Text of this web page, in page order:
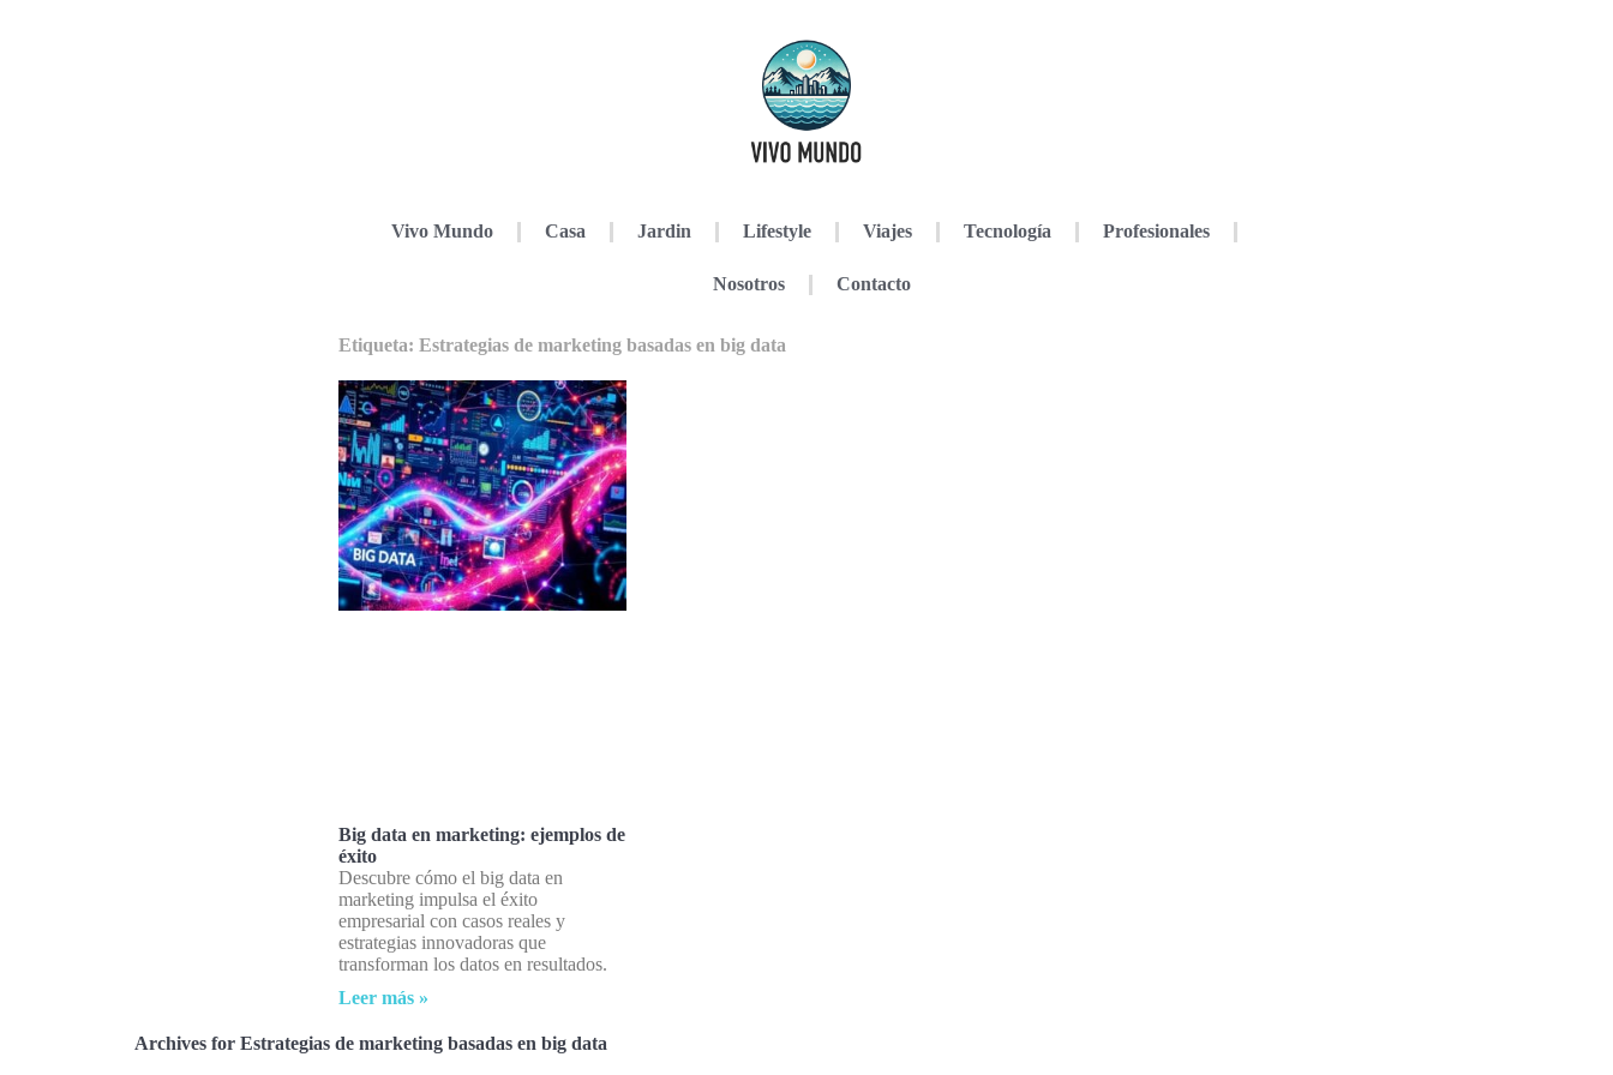
Vivo Mundo Casa Jardin Lifestyle Viajes Tecnología Profesionales
Nosotros Contacto
Etiqueta: Estrategias de marketing basadas en big data
Big data en marketing: ejemplos de
éxito
Descubre cómo el big data en
marketing impulsa el éxito
empresarial con casos reales y
estrategias innovadoras que
transforman los datos en resultados.
Leer más »
Archives for Estrategias de marketing basadas en big data